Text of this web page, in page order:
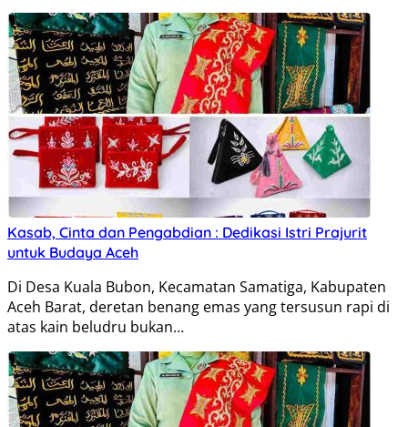
Kasab, Cinta dan Pengabdian : Dedikasi Istri Prajurit
untuk Budaya Aceh
Di Desa Kuala Bubon, Kecamatan Samatiga, Kabupaten
Aceh Barat, deretan benang emas yang tersusun rapi di
atas kain beludru bukan…